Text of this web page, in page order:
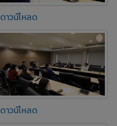
ดาวน์โหลด
ดาวน์โหลด